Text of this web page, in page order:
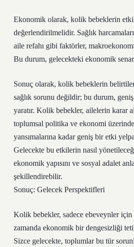
Ekonomik olarak, kolik bebeklerin
değerlendirilmelidir. Sağlık
aile refahı gibi faktörler,
Bu durum, gelecekteki ekonomik
Sonuç olarak, kolik bebeklerin
sağlık sorunu değildir; bu durum,
yaratır. Kolik bebekler, ailelerin karar
toplumsal politika ve ekonomi
yansımalarına kadar geniş bir etki
Gelecekte bu etkilerin nasıl
ekonomik yapısını ve sosyal adalet
şekillendirebilir.
Sonuç: Gelecek Perspektifleri
Kolik bebekler, sadece ebeveynler
zamanda ekonomik bir dengesizliği
Sizce gelecekte, toplumlar bu tür